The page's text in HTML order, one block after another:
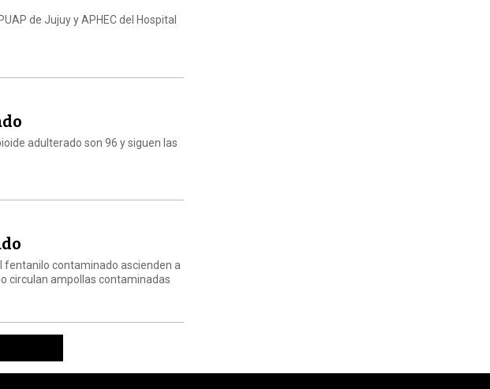
de Jujuy y APHEC del Hospital
adulterado son 96 y siguen las
fentanilo contaminado ascienden a
circulan ampollas contaminadas